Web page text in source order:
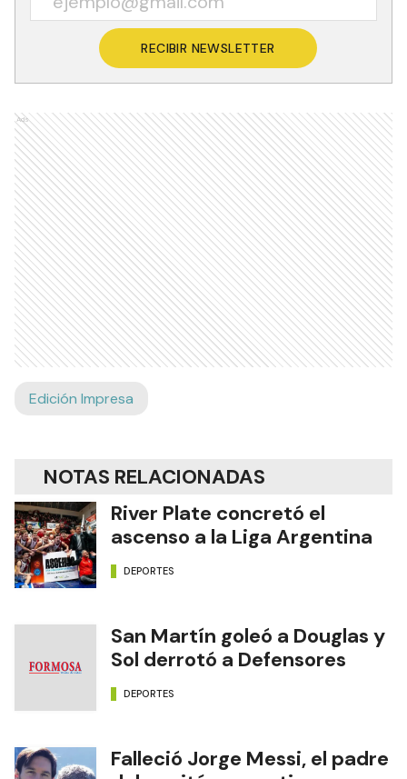
RECIBIR NEWSLETTER
Ads
Edición Impresa
NOTAS RELACIONADAS
River Plate concretó el
ascenso a la Liga Argentina
DEPORTES
San Martín goleó a Douglas y
Sol derrotó a Defensores
DEPORTES
Falleció Jorge Messi, el padre